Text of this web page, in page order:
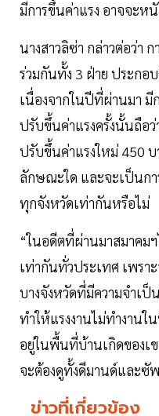
มีการขึ้นค่าแรง อาจจะห
นางสาวลิซ่า กล่าวต่อว่า
ร่วมกันทั้ง 3 ฝ่าย ประกอ
เนื่องจากในปีที่ผ่านมา มี
ปรับขึ้นค่าแรงครั้งนั้นถือว่
ปรับขึ้นค่าแรงใหม่ 450
ลักษณะใด และจะเป็นก
ทุกจังหวัดเท่ากันหรือไม่
“ในอดีตที่ผ่านมาสมาคม
เท่ากันทั่วประเทศ เพรา
บางจังหวัดที่มีความจำเป็
ทำให้แรงงานไม่ทำงาน
อยู่ในพื้นที่บ้านเกิดของเข
จะต้องดูทั้งดีมานด์และซั
ข่าวที่เกี่ยวข้อง